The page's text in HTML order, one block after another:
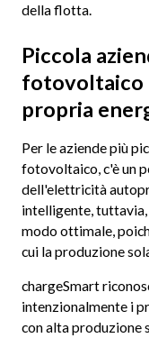
della flotta.
Piccola
fotovoltaico
propria
Per le aziende più
fotovoltaico, c'è un
dell'elettricità
intelligente, tuttavia,
modo ottimale,
cui la produzione
chargeSmart
intenzionalmente i
con alta produzione